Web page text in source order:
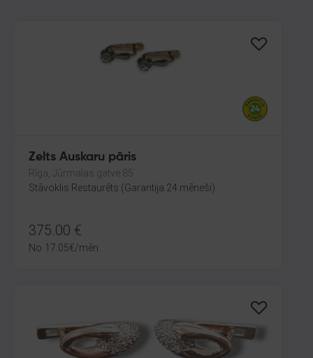
Zelts Auskaru pāris
Rīga, Jūrmalas gatve 85
Stāvoklis Restaurēts (Garantija 24 mēneši)
375.00 €
No 17.05€/mēn.